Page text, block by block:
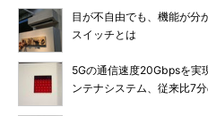
目が不自由でも、機能が分
スイッチとは
5Gの通信速度20Gbpsを実
ンテナシステム、従来比7